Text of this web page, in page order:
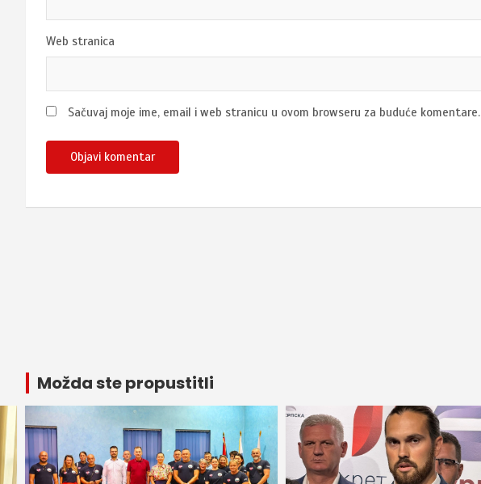
Web stranica
Sačuvaj moje ime, email i web stranicu u ovom browseru za buduće komentare.
Možda ste propustitli